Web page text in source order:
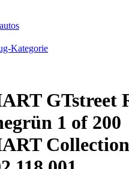
Kategorie
GTstreet
1 of 200